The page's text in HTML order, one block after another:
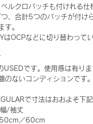
ルクロパッチも付けれる仕
、合計5つのパッチが付け
す。
OCPなどに切り替わってい
です。使用感は有り
のないコンディションです。
で寸法はおおよそ下記
/袖丈
／60cm